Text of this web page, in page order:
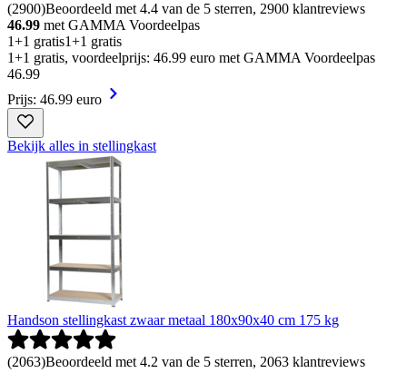
(2900)Beoordeeld met 4.4 van de 5 sterren, 2900 klantreviews
46.99 met GAMMA Voordeelpas
1+1 gratis1+1 gratis
1+1 gratis, voordeelprijs: 46.99 euro met GAMMA Voordeelpas
46.99
Prijs: 46.99 euro
Bekijk alles in stellingkast
Handson stellingkast zwaar metaal 180x90x40 cm 175 kg
(2063)Beoordeeld met 4.2 van de 5 sterren, 2063 klantreviews